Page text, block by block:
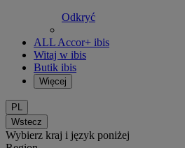
Odkryć
ALL Accor+ ibis
Witaj w ibis
Butik ibis
Więcej
PL
Wstecz
Wybierz kraj i język poniżej